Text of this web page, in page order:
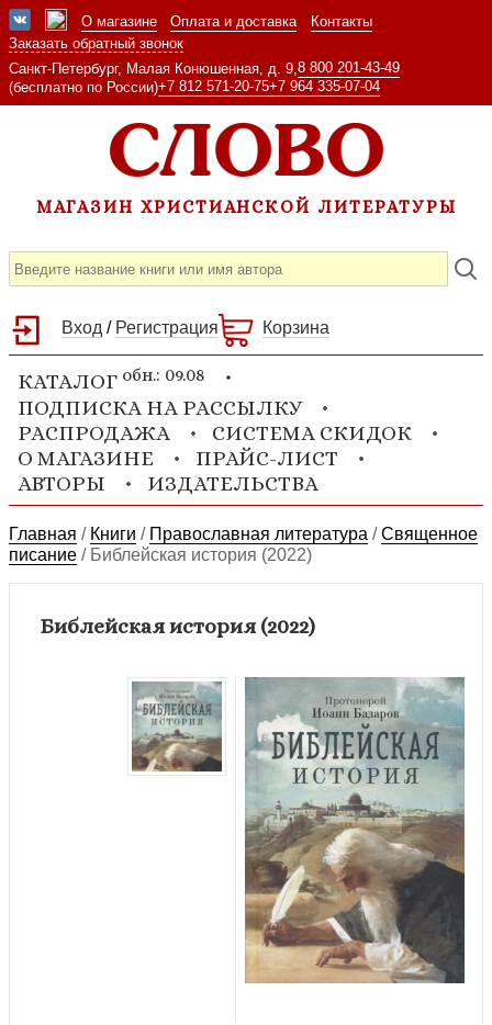
О магазине Оплата и доставка
Контакты
Заказать обратный звонок
Санкт-Петербург, Малая Конюшенная, д. 9, 8 800 201-43-49
(бесплатно по России)+7 812 571-20-75+7 964 335-07-04
МАГАЗИН ХРИСТИАНСКОЙ ЛИТЕРАТУРЫ
Вход / Регистрация Корзина
КАТАЛОГ обн.: 09.08
ПОДПИСКА НА РАССЫЛКУ
РАСПРОДАЖА
СИСТЕМА СКИДОК
О МАГАЗИНЕ
ПРАЙС-ЛИСТ
АВТОРЫ
ИЗДАТЕЛЬСТВА
Главная / Книги / Православная литература /Священное
писание / Библейская история (2022)
Библейская история (2022)